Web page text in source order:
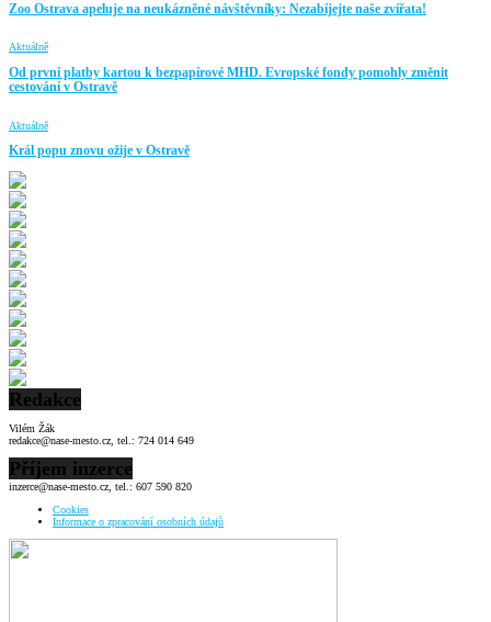
Zoo Ostrava apeluje na neukázněné návštěvníky: Nezabíjejte naše zvířata!
Aktuálně
Od první platby kartou k bezpapírové MHD. Evropské fondy pomohly změnit
cestování v Ostravě
Aktuálně
Král popu znovu ožije v Ostravě
Redakce
Vilém Žák
redakce@nase-mesto.cz, tel.: 724 014 649
Příjem inzerce
inzerce@nase-mesto.cz, tel.: 607 590 820
Cookies
Informace o zpracování osobních údajů